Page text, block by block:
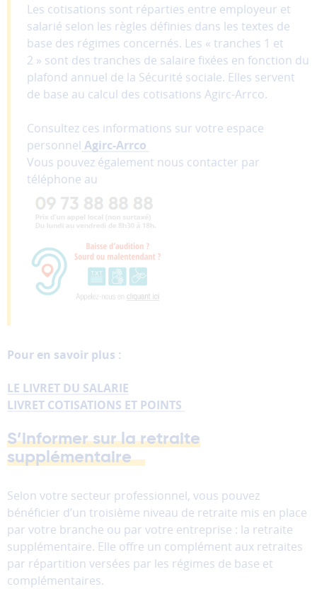
Les cotisations sont réparties entre employeur et
salarié selon les règles définies dans les textes de
base des régimes concernés. Les « tranches 1 et
2 » sont des tranches de salaire fixées en fonction du
plafond annuel de la Sécurité sociale. Elles servent
de base au calcul des cotisations Agirc-Arrco.
Consultez ces informations sur votre espace
personnel Agirc-Arrco
Vous pouvez également nous contacter par
téléphone au
Pour en savoir plus :
LE LIVRET DU SALARIE
LIVRET COTISATIONS ET POINTS
S’informer sur la retraite
supplémentaire
Selon votre secteur professionnel, vous pouvez
bénéficier d’un troisième niveau de retraite mis en place
par votre branche ou par votre entreprise : la retraite
supplémentaire. Elle offre un complément aux retraites
par répartition versées par les régimes de base et
complémentaires.